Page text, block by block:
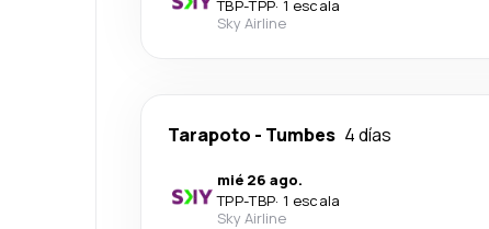
TBP-TPP· 1 escala
Sky Airline
Tarapoto - Tumbes 4 días
mié 26 ago.
TPP-TBP· 1 escala
Sky Airline